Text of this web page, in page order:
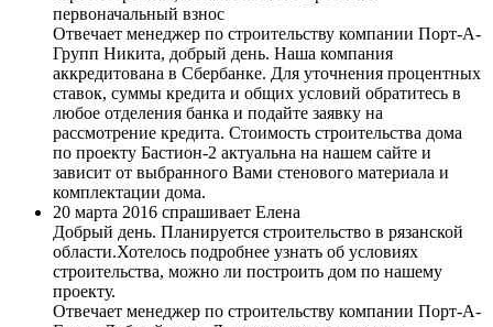
первоначальный взнос
Отвечает менеджер по строительству компании Порт-А-
Групп Никита, добрый день. Наша компания
аккредитована в Сбербанке. Для уточнения процентных
ставок, суммы кредита и общих условий обратитесь в
любое отделения банка и подайте заявку на
рассмотрение кредита. Стоимость строительства дома
по проекту Бастион-2 актуальна на нашем сайте и
зависит от выбранного Вами стенового материала и
комплектации дома.
20 марта 2016 спрашивает Елена
Добрый день. Планируется строительство в рязанской
области.Хотелось подробнее узнать об условиях
строительства, можно ли построить дом по нашему
проекту.
Отвечает менеджер по строительству компании Порт-А-